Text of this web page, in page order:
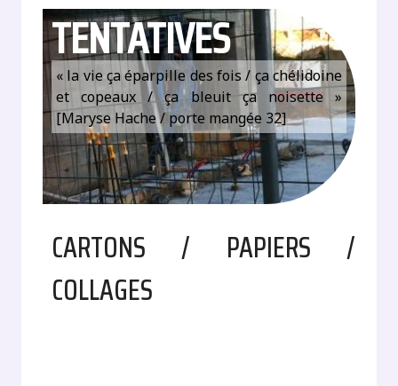
TENTATIVES
« la vie ça éparpille des fois / ça chélidoine
et copeaux / ça bleuit ça noisette »
[Maryse Hache / porte mangée 32]
CARTONS / PAPIERS /
COLLAGES